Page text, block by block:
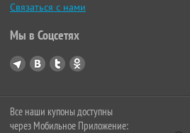
Связаться с нами
Мы в Соцсетях
Все наши купоны доступны
через Мобильное Приложение: